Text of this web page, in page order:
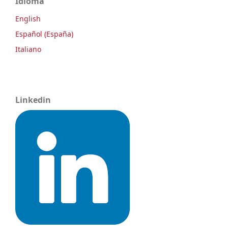
English
Español (España)
Italiano
Linkedin